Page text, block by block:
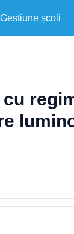
Gestiune școli